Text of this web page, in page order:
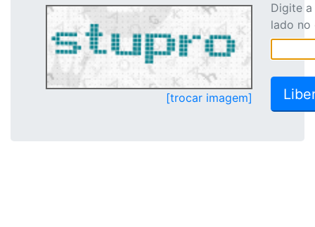
[trocar imagem]
Digite
lado no